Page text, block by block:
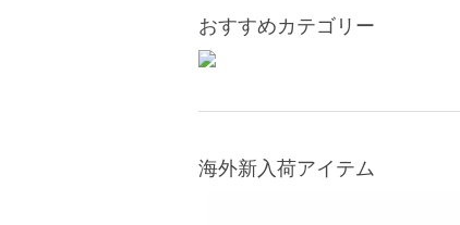
おすすめカテゴリー
海外新入荷アイテム